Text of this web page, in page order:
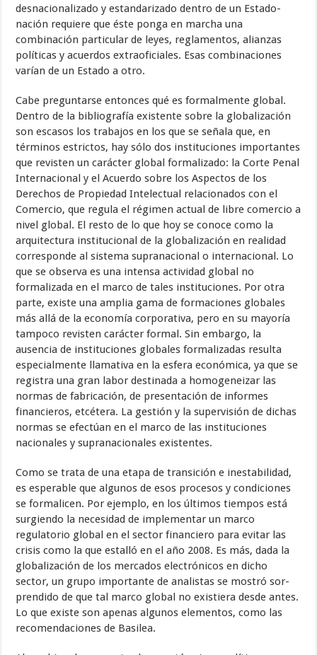
desnacionalizado y estandarizado dentro de un Estado-
nación requiere que éste ponga en marcha una
combinación particular de leyes, reglamentos, alianzas
polí­ticas y acuerdos extraoficiales. Esas combinaciones
varían de un Estado a otro.
Cabe preguntarse entonces qué es formalmente global.
Dentro de la bibliografía existente sobre la globalización
son escasos los trabajos en los que se señala que, en
términos estrictos, hay sólo dos instituciones impor­tantes
que revisten un carácter global formalizado: la Corte Penal
Inter­nacional y el Acuerdo sobre los Aspectos de los
Derechos de Propiedad Intelectual relacionados con el
Comercio, que regula el régimen actual de libre comercio a
nivel global. El resto de lo que hoy se conoce como la
arquitectura institucional de la globalización en realidad
corresponde al sistema supranacional o internacional. Lo
que se observa es una intensa actividad global no
formalizada en el marco de tales instituciones. Por otra
parte, existe una amplia gama de formaciones globales
más allá de la eco­nomía corporativa, pero en su mayoría
tampoco revisten carácter formal. Sin embargo, la
ausencia de instituciones globales formalizadas resulta
especialmente llamativa en la esfera económica, ya que se
registra una gran labor destinada a homogeneizar las
normas de fabricación, de presentación de informes
financieros, etcétera. La gestión y la supervisión de dichas
normas se efectúan en el marco de las instituciones
nacionales y suprana­cionales existentes.
Como se trata de una etapa de transición e inestabilidad,
es esperable que algunos de esos procesos y condiciones
se formalicen. Por ejemplo, en los últimos tiempos está
surgiendo la necesidad de implementar un marco
regulatorio global en el sector financiero para evitar las
crisis como la que estalló en el año 2008. Es más, dada la
globalización de los mercados elec­trónicos en dicho
sector, un grupo importante de analistas se mostró sor­
prendido de que tal marco global no existiera desde antes.
Lo que existe son apenas algunos elementos, como las
recomendaciones de Basilea.